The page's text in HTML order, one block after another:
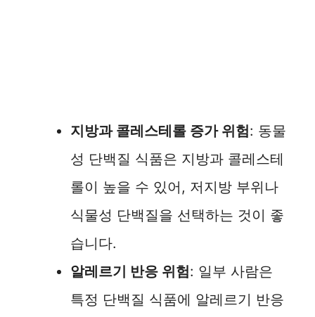
지방과 콜레스테롤 증가 위험: 동물
성 단백질 식품은 지방과 콜레스테
롤이 높을 수 있어, 저지방 부위나
식물성 단백질을 선택하는 것이 좋
습니다.
알레르기 반응 위험: 일부 사람은
특정 단백질 식품에 알레르기 반응